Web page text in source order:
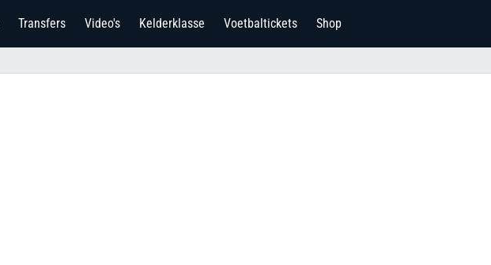
Transfers Video's Kelderklasse Voetbaltickets Shop